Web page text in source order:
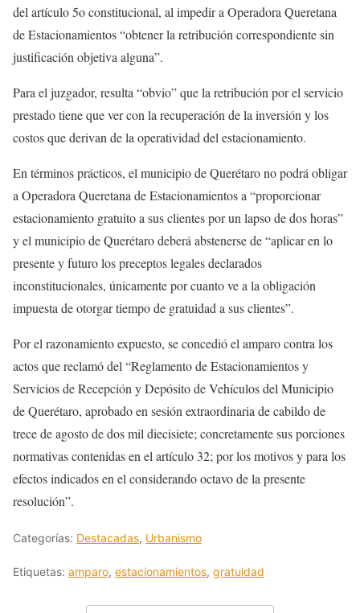
del artículo 5o constitucional, al impedir a Operadora Queretana
de Estacionamientos “obtener la retribución correspondiente sin
justificación objetiva alguna”.
Para el juzgador, resulta “obvio” que la retribución por el servicio
prestado tiene que ver con la recuperación de la inversión y los
costos que derivan de la operatividad del estacionamiento.
En términos prácticos, el municipio de Querétaro no podrá obligar
a Operadora Queretana de Estacionamientos a “proporcionar
estacionamiento gratuito a sus clientes por un lapso de dos horas”
y el municipio de Querétaro deberá abstenerse de “aplicar en lo
presente y futuro los preceptos legales declarados
inconstitucionales, únicamente por cuanto ve a la obligación
impuesta de otorgar tiempo de gratuidad a sus clientes”.
Por el razonamiento expuesto, se concedió el amparo contra los
actos que reclamó del “Reglamento de Estacionamientos y
Servicios de Recepción y Depósito de Vehículos del Municipio
de Querétaro, aprobado en sesión extraordinaria de cabildo de
trece de agosto de dos mil diecisiete; concretamente sus porciones
normativas contenidas en el artículo 32; por los motivos y para los
efectos indicados en el considerando octavo de la presente
resolución”.
Categorías: Destacadas, Urbanismo
Etiquetas: amparo, estacionamientos, gratuidad